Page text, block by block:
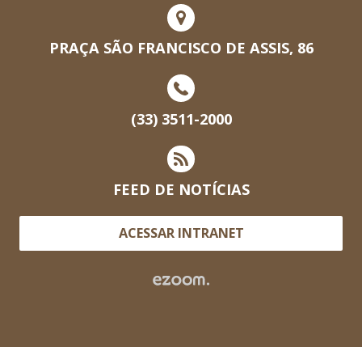
PRAÇA SÃO FRANCISCO DE ASSIS, 86
(33) 3511-2000
FEED DE NOTÍCIAS
ACESSAR INTRANET